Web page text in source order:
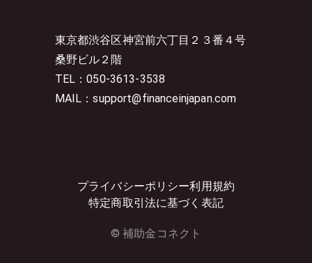
東京都渋谷区神宮前六丁目２３番４号
桑野ビル２階
TEL：050-3613-3538
MAIL：support@financeinjapan.com
プライバシーポリシー利用規約
特定商取引法に基づく表記
© 補助金コネクト